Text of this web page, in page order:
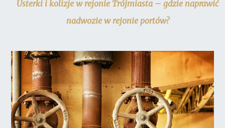
Usterki i kolizje w rejonie Trójmiasta – gdzie naprawić
nadwozie w rejonie portów?